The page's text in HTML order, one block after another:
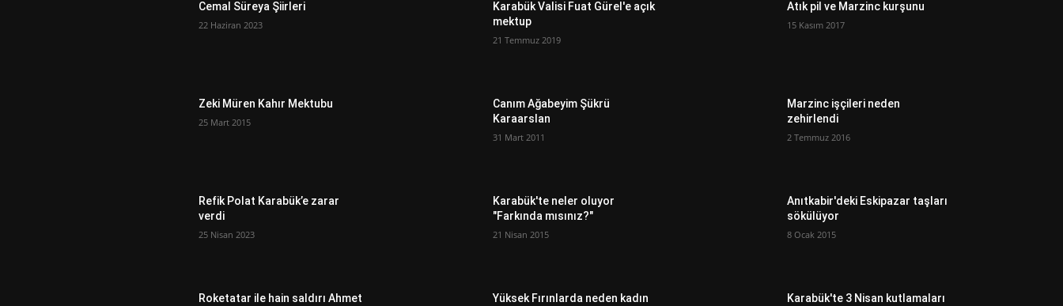
Cemal Süreya Şiirleri
22 Haziran 2023
Zeki Müren Kahır Mektubu
25 Mart 2015
Refik Polat Karabük’e zarar
verdi
25 Nisan 2023
Roketatar ile hain saldırı Ahmet
Karabük Valisi Fuat Gürel'e açık
mektup
21 Temmuz 2019
Canım Ağabeyim Şükrü
Karaarslan
31 Mart 2011
Karabük'te neler oluyor
"Farkında mısınız?"
21 Nisan 2015
Yüksek Fırınlarda neden kadın
Atık pil ve Marzinc kurşunu
15 Kasım 2017
Marzinc işçileri neden
zehirlendi
2 Temmuz 2016
Anıtkabir'deki Eskipazar taşları
sökülüyor
8 Ocak 2015
Karabük'te 3 Nisan kutlamaları